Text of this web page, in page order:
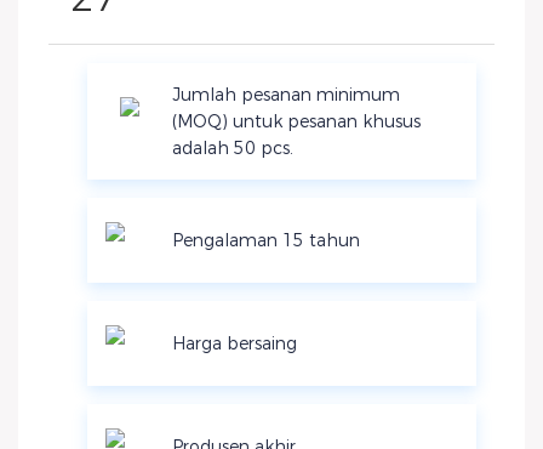
Jumlah pesanan minimum
(MOQ) untuk pesanan khusus
adalah 50 pcs.
Pengalaman 15 tahun
Harga bersaing